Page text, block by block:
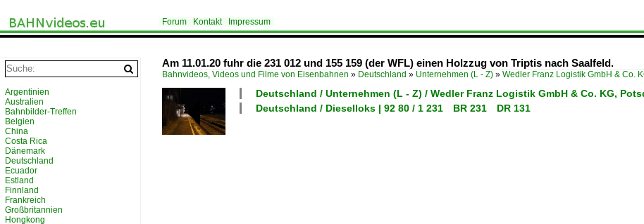
Forum Kontakt Impressum
Am 11.01.20 fuhr die 231 012 und 155 159 (der WFL) einen Holzzug von Triptis nach Saalfeld.
Bahnvideos, Videos und Filme von Eisenbahnen » Deutschland » Unternehmen (L - Z) » Wedler Franz Logistik GmbH & Co.
Deutschland / Unternehmen (L - Z) / Wedler Franz Logistik GmbH & Co. KG,
Deutschland / Dieselloks | 92 80 / 1 231 BR 231 DR 131
Argentinien
Australien
Bahnbilder-Treffen
Belgien
China
Costa Rica
Dänemark
Deutschland
Ecuador
Estland
Finnland
Frankreich
Großbritannien
Hongkong